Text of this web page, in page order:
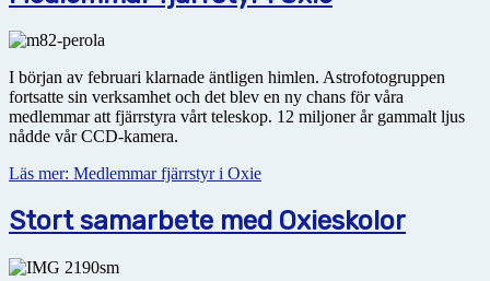
I början av februari klarnade äntligen himlen. Astrofotogruppen
fortsatte sin verksamhet och det blev en ny chans för våra
medlemmar att fjärrstyra vårt teleskop. 12 miljoner år gammalt ljus
nådde vår CCD-kamera.
Läs mer: Medlemmar fjärrstyr i Oxie
Stort samarbete med Oxieskolor